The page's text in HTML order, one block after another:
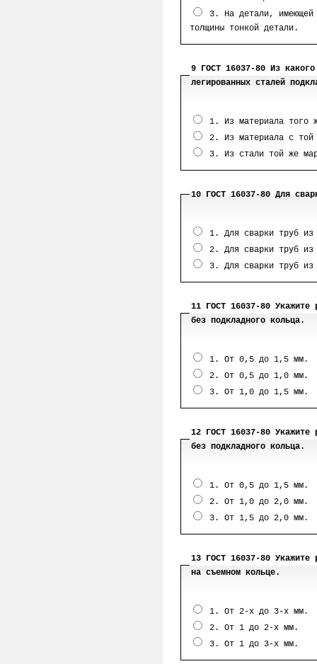
3. На детали, имеющей
толщины тонкой детали.
9 ГОСТ 16037-80 Из какого
легированных сталей
1. Из материала того
2. Из материала с той
3. Из стали той же
10 ГОСТ 16037-80 Для
1. Для сварки труб из
2. Для сварки труб из
3. Для сварки труб
11 ГОСТ 16037-80 Укажите
без подкладного кольца.
1. От 0,5 до 1,5 мм.
2. От 0,5 до 1,0 мм.
3. От 1,0 до 1,5 мм.
12 ГОСТ 16037-80 Укажите
без подкладного кольца.
1. От 0,5 до 1,5 мм.
2. От 1,0 до 2,0 мм.
3. От 1,5 до 2,0 мм.
13 ГОСТ 16037-80 Укажите
на съемном кольце.
1. От 2-х до 3-х мм.
2. От 1 до 2-х мм.
3. От 1 до 3-х мм.